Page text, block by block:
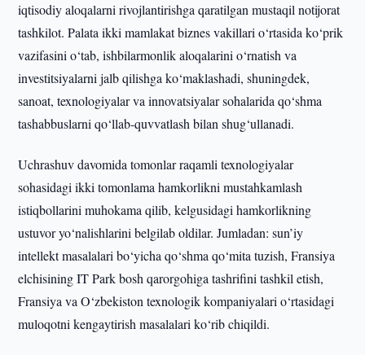
iqtisodiy aloqalarni rivojlantirishga qaratilgan mustaqil notijorat
tashkilot. Palata ikki mamlakat biznes vakillari o‘rtasida ko‘prik
vazifasini o‘tab, ishbilarmonlik aloqalarini o‘rnatish va
investitsiyalarni jalb qilishga ko‘maklashadi, shuningdek,
sanoat, texnologiyalar va innovatsiyalar sohalarida qo‘shma
tashabbuslarni qo‘llab-quvvatlash bilan shug‘ullanadi.
Uchrashuv davomida tomonlar raqamli texnologiyalar
sohasidagi ikki tomonlama hamkorlikni mustahkamlash
istiqbollarini muhokama qilib, kelgusidagi hamkorlikning
ustuvor yo‘nalishlarini belgilab oldilar. Jumladan: sun’iy
intellekt masalalari bo‘yicha qo‘shma qo‘mita tuzish, Fransiya
elchisining IT Park bosh qarorgohiga tashrifini tashkil etish,
Fransiya va O‘zbekiston texnologik kompaniyalari o‘rtasidagi
muloqotni kengaytirish masalalari ko‘rib chiqildi.